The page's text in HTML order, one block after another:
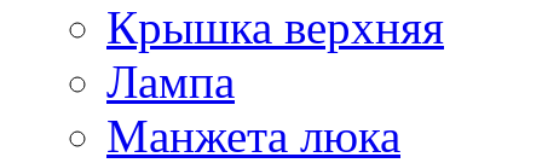
Крышка верхняя
Лампа
Манжета люка